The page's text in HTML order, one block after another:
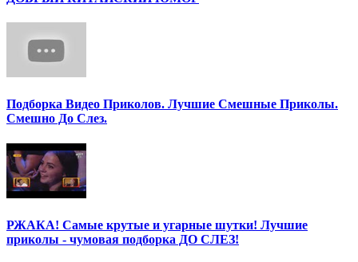
Подборка Видео Приколов. Лучшие Смешные Приколы.
Смешно До Слез.
РЖАКА! Самые крутые и угарные шутки! Лучшие
приколы - чумовая подборка ДО СЛЕЗ!